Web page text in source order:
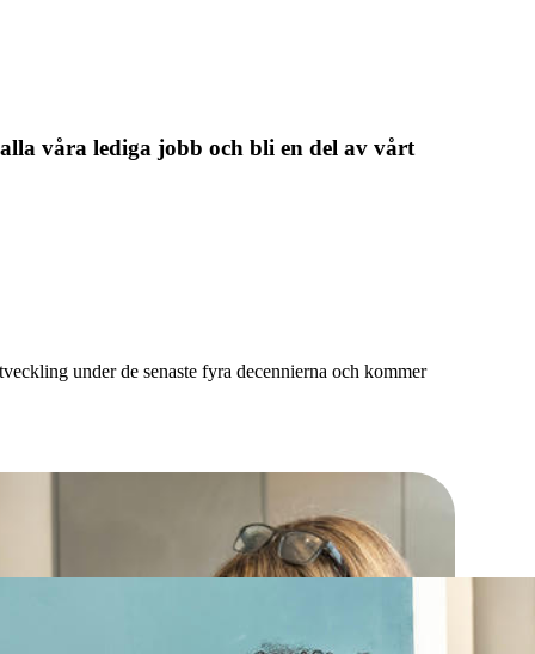
våra lediga jobb och bli en del av vårt
under de senaste fyra decennierna och kommer